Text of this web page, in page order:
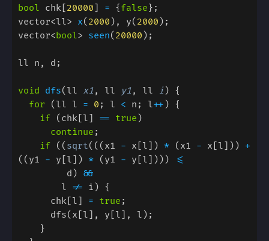
bool chk[20000] = {false
vector<ll> x( 2000 ), y( 2000
vector<bool> seen( 20000
void dfs(ll x1 , ll y1 , ll i
for
(ll l = 0 ; l < n; l++
if
(chk[l] == true
continue
if
(( sqrt(((x1 - x[l]) * (x1 - x[l]))
((y1 - y[l]) * (y1 - y[l])))
         d)
        l
!=
      chk[l]
= true